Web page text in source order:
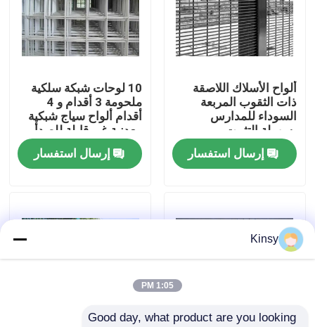
برنامج VR
حولنا
جولة في المصنع
مراقبة الجودة
أخبار
شاشة شبكة الأسلاك المنسوجة
ألواح الأسلاك اللاصقة
ذات الثقوب المربعة
السوداء للمدارس
بسهولة التثبيت
إرسال استفسار
10 لوحات شبكة سلكية
ملحومة 3 أقدام و 4
أقدام ألواح سياج شبكية
معدنية غير قابلة للصدأ
إرسال استفسار
Kinsy
1:05 PM
Good day, what product are you looking